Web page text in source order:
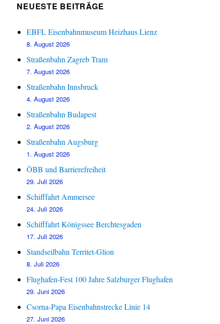
NEUESTE BEITRÄGE
EBFL Eisenbahnmuseum Heizhaus Lienz
8. August 2026
Straßenbahn Zagreb Tram
7. August 2026
Straßenbahn Innsbruck
4. August 2026
Straßenbahn Budapest
2. August 2026
Straßenbahn Augsburg
1. August 2026
ÖBB und Barrierefreiheit
29. Juli 2026
Schifffahrt Ammersee
24. Juli 2026
Schifffahrt Königssee Berchtesgaden
17. Juli 2026
Standseilbahn Territet-Glion
8. Juli 2026
Flughafen-Fest 100 Jahre Salzburger Flughafen
29. Juni 2026
Csorna-Papa Eisenbahnstrecke Linie 14
27. Juni 2026